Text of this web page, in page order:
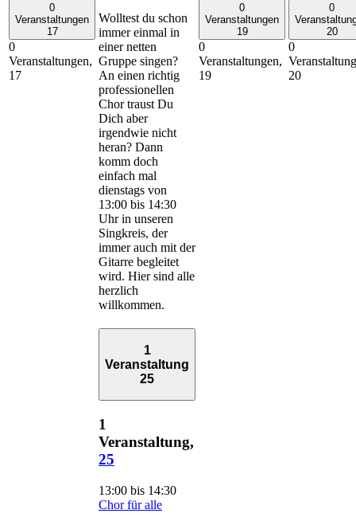
0
Veranstaltungen
17
0
Veranstaltungen,
17
Wolltest du schon
immer einmal in
einer netten
Gruppe singen?
An einen richtig
professionellen
Chor traust Du
Dich aber
irgendwie nicht
heran? Dann
komm doch
einfach mal
dienstags von
13:00 bis 14:30
Uhr in unseren
Singkreis, der
immer auch mit der
Gitarre begleitet
wird. Hier sind alle
herzlich
willkommen.
0
Veranstaltungen
19
0
Veranstaltungen,
19
0
20
0
20
1
Veranstaltung
25
1
Veranstaltung,
25
13:00 bis 14:30
Chor für alle